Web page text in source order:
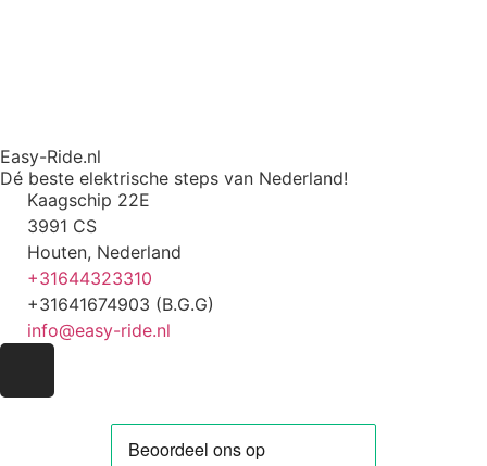
Easy-Ride.nl
Dé beste elektrische steps van Nederland!
Kaagschip 22E
3991 CS
Houten, Nederland
+31644323310
+31641674903 (B.G.G)
info@easy-ride.nl